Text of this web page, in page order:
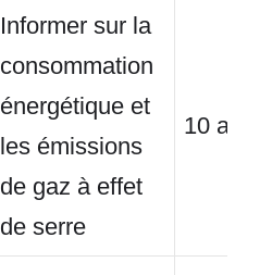
Informer sur la
consommation
énergétique et
les émissions
de gaz à effet
de serre
10 ans